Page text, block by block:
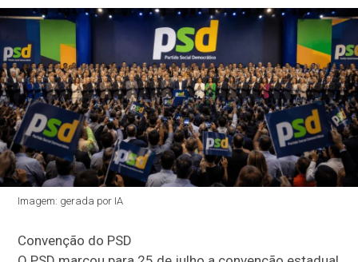
Imagem: gerada por IA
Convenção do PSD